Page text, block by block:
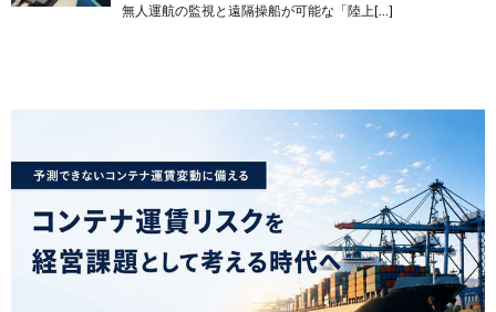
無人運航の監視と遠隔操船が可能な「陸上[…]